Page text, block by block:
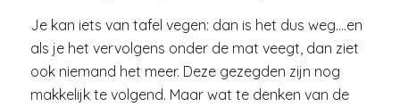
Je kan iets van tafel vegen: dan is het dus weg….en
als je het vervolgens onder de mat veegt, dan ziet
ook niemand het meer. Deze gezegden zijn nog
makkelijk te volgend. Maar wat te denken van de